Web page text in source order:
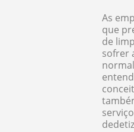
As
que
de
sofrer